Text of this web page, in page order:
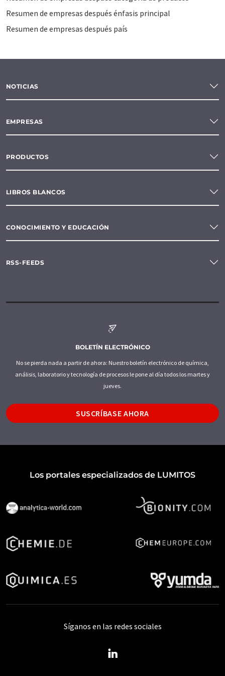
Resumen de empresas después énfasis principal
Resumen de empresas después país
NOTICIAS
EMPRESAS
PRODUCTOS
LIBROS BLANCOS
CONOCIMIENTO Y EDUCACIÓN
RSS-FEEDS
BOLETÍN ELECTRÓNICO
No se pierda nada a partir de ahora: Nuestro boletín electrónico de química,
análisis, laboratorio y tecnología de procesos le pone al día todos los martes y
jueves.
SUSCRÍBASE AHORA
Los portales especializados de LUMITOS
Síganos en las redes sociales